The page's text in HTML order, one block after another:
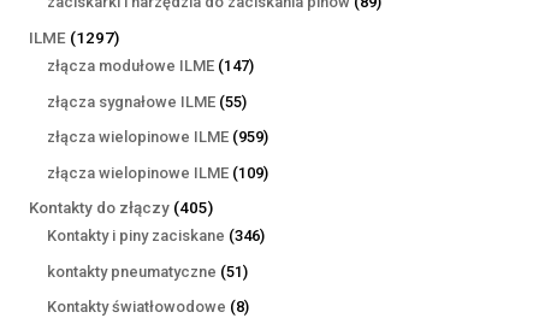
ILME 12971297
produktów
złącza modułowe ILME 147147
złącza sygnałowe ILME 5555
produktów
złącza wielopinowe ILME 959959
produktów
złącza wielopinowe ILME 109109
Kontakty do złączy 405405
produktów
Kontakty i piny zaciskane 346346
kontakty pneumatyczne 5151
produktów
Kontakty światłowodowe 88